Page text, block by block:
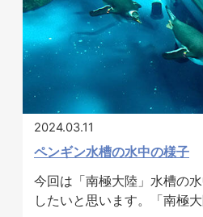
2024.03.11
ペンギン水槽の水中の様子
今回は「南極大陸」水槽の
したいと思います。「南極